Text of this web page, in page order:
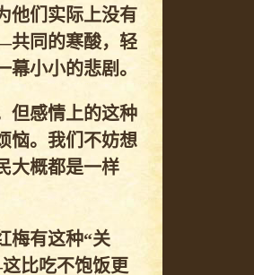
他们实际上没有
共同的寒酸，轻
小小的悲剧。
但感情上的这种
恼。我们不妨想
大概都是一样
梅有这种“关
比吃不饱饭更